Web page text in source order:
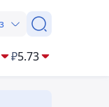
₽5.73